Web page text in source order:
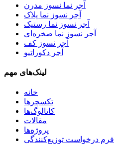
آجر نما نسوز مدرن
آجر نسوز نما پلاک
آجر نسوز نما رستیک
آجر نسوز نما صخره‌ای
آجر نسوز کف
آجر دکوراتیو
لینک‌های مهم
خانه
تکسچرها
کاتالوگ‌ها
مقالات
پروژه‌ها
فرم درخواست توزیع‌کنندگی